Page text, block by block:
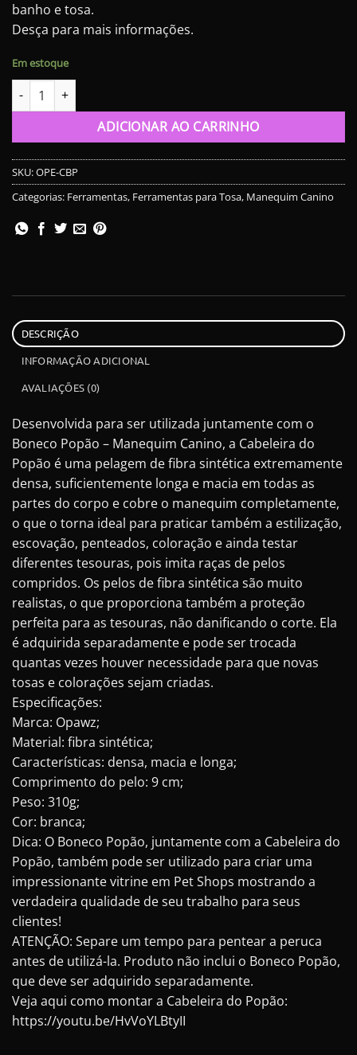
banho e tosa.
Desça para mais informações.
Em estoque
Cabeleira do Popão - Peruca Canina quantidade
ADICIONAR AO CARRINHO
SKU:OPE-CBP
Categorias: Ferramentas, Ferramentas para Tosa, Manequim Canino
DESCRIÇÃO
INFORMAÇÃO ADICIONAL
AVALIAÇÕES (0)
Desenvolvida para ser utilizada juntamente com o
Boneco Popão – Manequim Canino, a Cabeleira do
Popão é uma pelagem de fibra sintética extremamente
densa, suficientemente longa e macia em todas as
partes do corpo e cobre o manequim completamente,
o que o torna ideal para praticar também a estilização,
escovação, penteados, coloração e ainda testar
diferentes tesouras, pois imita raças de pelos
compridos. Os pelos de fibra sintética são muito
realistas, o que proporciona também a proteção
perfeita para as tesouras, não danificando o corte. Ela
é adquirida separadamente e pode ser trocada
quantas vezes houver necessidade para que novas
tosas e colorações sejam criadas.
Especificações:
Marca: Opawz;
Material: fibra sintética;
Características: densa, macia e longa;
Comprimento do pelo: 9 cm;
Peso: 310g;
Cor: branca;
Dica: O Boneco Popão, juntamente com a Cabeleira do
Popão, também pode ser utilizado para criar uma
impressionante vitrine em Pet Shops mostrando a
verdadeira qualidade de seu trabalho para seus
clientes!
ATENÇÃO: Separe um tempo para pentear a peruca
antes de utilizá-la. Produto não inclui o Boneco Popão,
que deve ser adquirido separadamente.
Veja aqui como montar a Cabeleira do Popão:
https://youtu.be/HvVoYLBtyII